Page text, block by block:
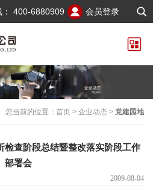
会员登录
400-6880909
您当前的位置： 首页 > 企业动态 > 党建园地
检查阶段总结暨整改落实阶段工作
部署会
2009-08-04